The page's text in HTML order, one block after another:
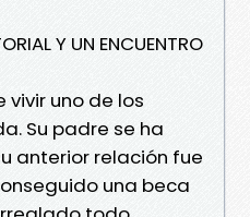
Y UN ENCUENTRO
vivir uno de los
Su padre se ha
anterior relación fue
una beca